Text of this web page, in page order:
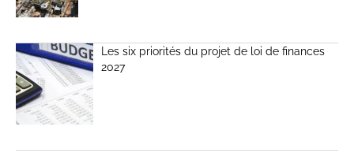
Les six priorités du projet de loi de finances
2027